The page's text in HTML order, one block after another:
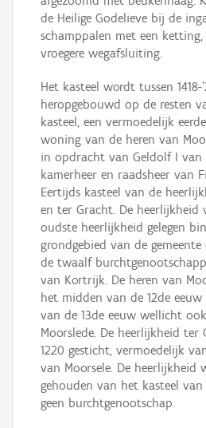
de Heilige Godelieve bij de
schamppalen met een
vroegere wegafsluiting.
Het kasteel wordt tussen 1418-
heropgebouwd op de resten
kasteel, een vermoedelijk
woning van de heren van
in opdracht van Geldolf I van
kamerheer en raadsheer van
Eertijds kasteel van de
en ter Gracht. De heerlijkheid
oudste heerlijkheid gelegen
grondgebied van de
de twaalf
van Kortrijk. De heren van
het midden van de 12de
van de 13de eeuw wellicht
Moorslede. De heerlijkheid
1220 gesticht, vermoedelijk
van Moorsele. De heerlijkheid
gehouden van het kasteel
geen burchtgenootschap.